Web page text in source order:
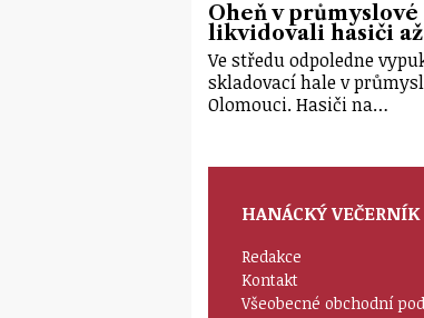
Oheň v průmyslové
likvidovali hasiči
Ve středu odpoledne
skladovací hale v
Olomouci. Hasiči na…
HANÁCKÝ VEČERNÍK
Redakce
Kontakt
Všeobecné obchodní